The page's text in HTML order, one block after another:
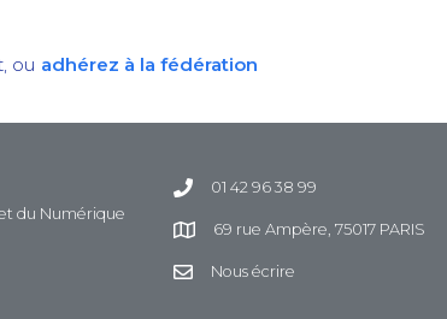
ou adhérez à la fédération
du Numérique
01 42 96 38 99
69 rue Ampère, 75017 PARIS
Nous écrire